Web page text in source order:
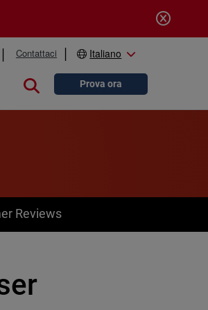
Contattaci Italiano
Close searchProva ora
Reviews